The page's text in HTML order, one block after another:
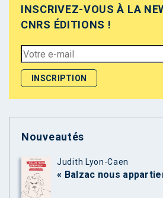
INSCRIVEZ-VOUS À LA
CNRS ÉDITIONS !
Nouveautés
Judith Lyon-Caen
« Balzac nous